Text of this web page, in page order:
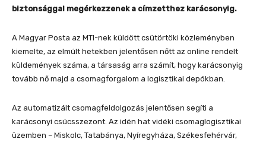
biztonsággal megérkezzenek a címzetthez karácsonyig.
A Magyar Posta az MTI-nek küldött csütörtöki közleményben
kiemelte, az elmúlt hetekben jelentősen nőtt az online rendelt
küldemények száma, a társaság arra számít, hogy karácsonyig
tovább nő majd a csomagforgalom a logisztikai depókban.
Az automatizált csomagfeldolgozás jelentősen segíti a
karácsonyi csúcsszezont. Az idén hat vidéki csomaglogisztikai
üzemben – Miskolc, Tatabánya, Nyíregyháza, Székesfehérvár,